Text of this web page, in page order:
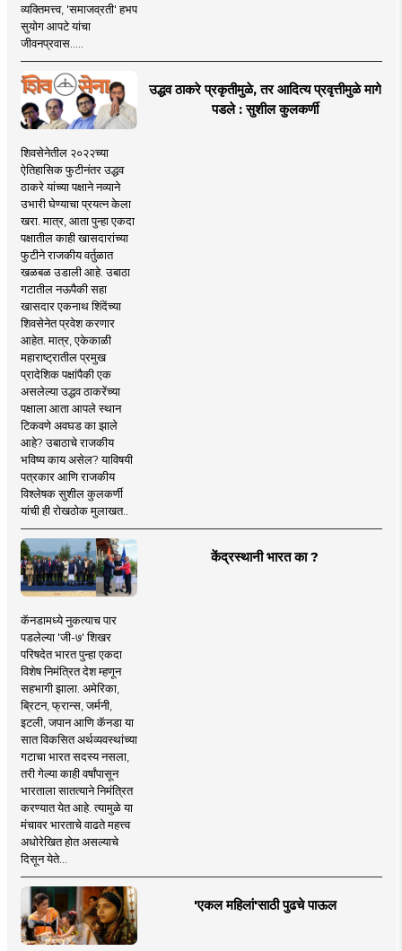
व्यक्तिमत्त्व, 'समाजव्रती' हभप
सुयोग आपटे यांचा
जीवनप्रवास.....
उद्धव ठाकरे प्रकृतीमुळे, तर आदित्य प्रवृत्तीमुळे मागे
पडले : सुशील कुलकर्णी
शिवसेनेतील २०२२च्या
ऐतिहासिक फुटीनंतर उद्धव
ठाकरे यांच्या पक्षाने नव्याने
उभारी घेण्याचा प्रयत्न केला
खरा. मात्र, आता पुन्हा एकदा
पक्षातील काही खासदारांच्या
फुटीने राजकीय वर्तुळात
खळबळ उडाली आहे. उबाठा
गटातील नऊपैकी सहा
खासदार एकनाथ शिंदेंच्या
शिवसेनेत प्रवेश करणार
आहेत. मात्र, एकेकाळी
महाराष्ट्रातील प्रमुख
प्रादेशिक पक्षांपैकी एक
असलेल्या उद्धव ठाकरेंच्या
पक्षाला आता आपले स्थान
टिकवणे अवघड का झाले
आहे? उबाठाचे राजकीय
भविष्य काय असेल? याविषयी
पत्रकार आणि राजकीय
विश्लेषक सुशील कुलकर्णी
यांची ही रोखठोक मुलाखत..
केंद्रस्थानी भारत का ?
कॅनडामध्ये नुकत्याच पार
पडलेल्या 'जी-७' शिखर
परिषदेत भारत पुन्हा एकदा
विशेष निमंत्रित देश म्हणून
सहभागी झाला. अमेरिका,
ब्रिटन, फ्रान्स, जर्मनी,
इटली, जपान आणि कॅनडा या
सात विकसित अर्थव्यवस्थांच्या
गटाचा भारत सदस्य नसला,
तरी गेल्या काही वर्षांपासून
भारताला सातत्याने निमंत्रित
करण्यात येत आहे. त्यामुळे या
मंचावर भारताचे वाढते महत्त्व
अधोरेखित होत असल्याचे
दिसून येते...
'एकल महिलां'साठी पुढचे पाऊल